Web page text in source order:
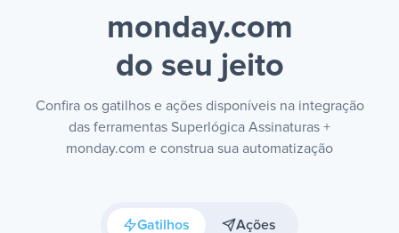
monday.com
do seu jeito
Confira os gatilhos e ações disponíveis na integração
das ferramentas Superlógica Assinaturas +
monday.com e construa sua automatização
Gatilhos Ações